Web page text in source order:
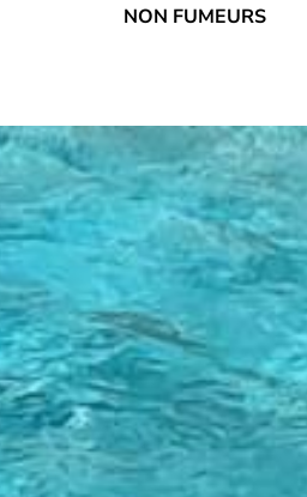
NON FUMEURS